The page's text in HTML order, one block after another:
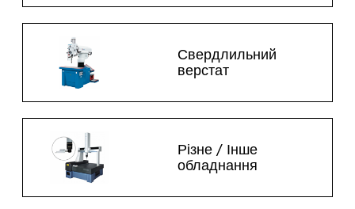
Свердлильний
верстат
Різне / Інше
обладнання